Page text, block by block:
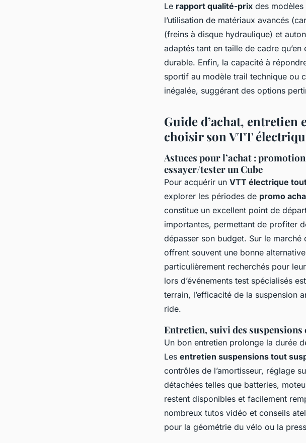
Le rapport qualité-prix des modèles
l’utilisation de matériaux avancés
(freins à disque hydraulique) et
adaptés tant en taille de cadre
durable. Enfin, la capacité à
sportif au modèle trail technique ou
inégalée, suggérant des options
Guide d’achat,
choisir son VTT
Astuces pour l’achat :
essayer/tester un Cube
Pour acquérir un VTT électrique
explorer les périodes de promo
constitue un excellent point de
importantes, permettant de profiter
dépasser son budget. Sur le marché
offrent souvent une bonne
particulièrement recherchés pour
lors d’événements test spécialisés
terrain, l’efficacité de la suspension
ride.
Entretien, suivi des suspensions
Un bon entretien prolonge la durée
Les entretien suspensions tout
contrôles de l’amortisseur, réglage
détachées telles que batteries,
restent disponibles et facilement
nombreux tutos vidéo et conseils
pour la géométrie du vélo ou la